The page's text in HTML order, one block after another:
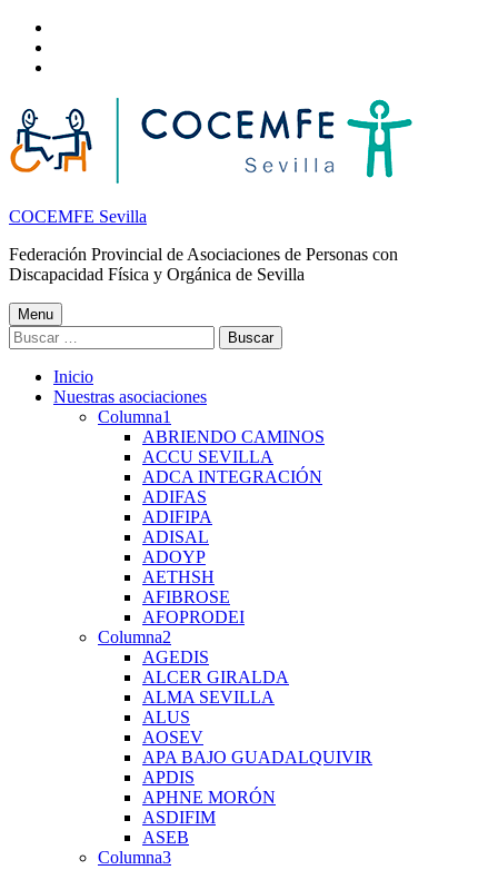
sitio
web
un
sistema
de
accesibilidad.
content
footer
COCEMFE Sevilla
Federación Provincial de Asociaciones de Personas con
Discapacidad Física y Orgánica de Sevilla
Menu
Buscar:
Inicio
Nuestras asociaciones
Columna1
ABRIENDO CAMINOS
ACCU SEVILLA
ADCA INTEGRACIÓN
ADIFAS
ADIFIPA
ADISAL
ADOYP
AETHSH
AFIBROSE
AFOPRODEI
Columna2
AGEDIS
ALCER GIRALDA
ALMA SEVILLA
ALUS
AOSEV
APA BAJO GUADALQUIVIR
APDIS
APHNE MORÓN
ASDIFIM
ASEB
Columna3